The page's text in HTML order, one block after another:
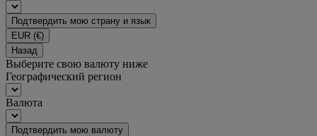
Подтвердить мою страну и язык
EUR (€)
Назад
Выберите свою валюту ниже
Географический регион
Валюта
Подтвердить мою валюту